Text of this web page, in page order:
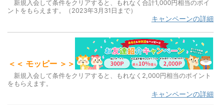
新規入会して条件をクリアすると、もれなく合計1,000円相当のポイ
ントをもらえます。（2023年3月31日まで）
キャンペーンの詳細
＜＜ モッピー ＞＞
新規入会して条件をクリアすると、もれなく2,000円相当のポイント
をもらえます。
キャンペーンの詳細